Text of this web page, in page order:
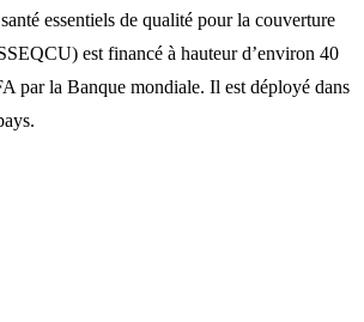
essentiels de qualité pour la couverture
est financé à hauteur d’environ 40
par la Banque mondiale. Il est déployé dans